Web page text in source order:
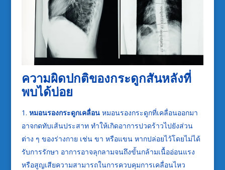
ความผิดปกติของกระดูกสันหลังที่
พบได้บ่อย
หมอนรองกระดูกเคลื่อน หมอนรองกระดูกที่เคลื่อนออกมา
อาจกดทับเส้นประสาท ทำให้เกิดอาการปวดร้าวไปยังส่วน
ต่าง ๆ ของร่างกาย เช่น ขา หรือแขน หากปล่อยไว้โดยไม่ได้
รับการรักษา อาการอาจลุกลามจนถึงขั้นกล้ามเนื้ออ่อนแรง
หรือสูญเสียความสามารถในการควบคุมการเคลื่อนไหว